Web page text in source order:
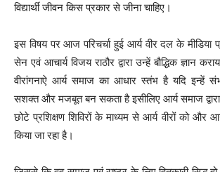
विद्यार्थी जीवन किस प्रकार से जीना चाहिए।
इस विषय पर आज परिचर्चा हुई आर्य वीर दल के मीडिया
सेन एवं आचार्य विजय राठौर द्वारा उन्हें बौद्धिक ज्ञान
वीरांगनाऐ आर्य समाज का आधार स्तंभ है यदि इन्हें
सशक्त और मजबूत बन सकता है इसीलिए आर्य समाज
छोटे प्रशिक्षण शिविरों के माध्यम से आर्य वीरों को और
किया जा रहा है।